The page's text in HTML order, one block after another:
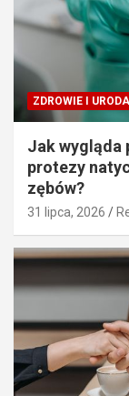
ZDROWIE I URODA
Jak wygląda
protezy
zębów?
31 lipca, 2026